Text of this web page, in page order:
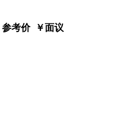
参考价 ￥面议